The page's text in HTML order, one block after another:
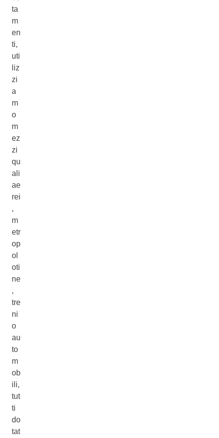
ta
m
en
ti,
uti
liz
zi
a
m
o
m
ez
zi
qu
ali
ae
rei
,
m
etr
op
ol
oti
ne
,
tre
ni
o
au
to
m
ob
ili,
tut
ti
do
tat